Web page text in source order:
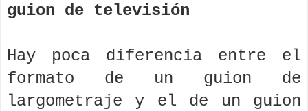
guion de televisión
Hay poca diferencia entre el
formato de un guion de
largometraje y el de un guion